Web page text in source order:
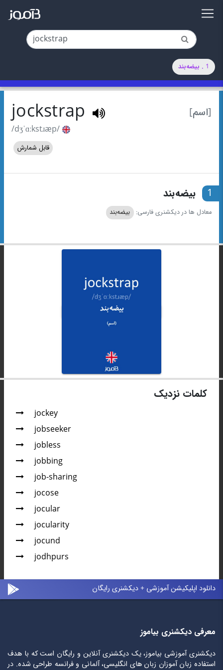
1 . بیضه‌بند
[اسم] jockstrap
/dʒˈɑːkstɹæp/
قابل شمارش
1 بیضه‌بند
معادل ها در دیکشنری فارسی: بیضه‌بند
کلمات نزدیک
jockey
jobseeker
jobless
jobbing
job-sharing
jocose
jocular
jocularity
jocund
jodhpurs
دانلود اپلیکیشن آموزشی + دیکشنری رایگان
معرفی دیکشنری بیاموز
دیکشنری آموزشی بیاموز، یک دیکشنری آنلاین و رایگان است که با هدف
استفاده زبان آموزان زبان های انگلیسی، آلمانی و فرانسه طراحی شده. در